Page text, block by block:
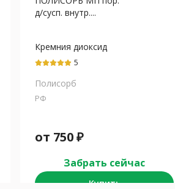
д/сусп. внутр....
Кремния диоксид
коллоидный
5
Полисорб
РФ
от 750₽
Забрать сейчас
Купить